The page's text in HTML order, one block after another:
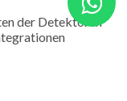
der Detektoren